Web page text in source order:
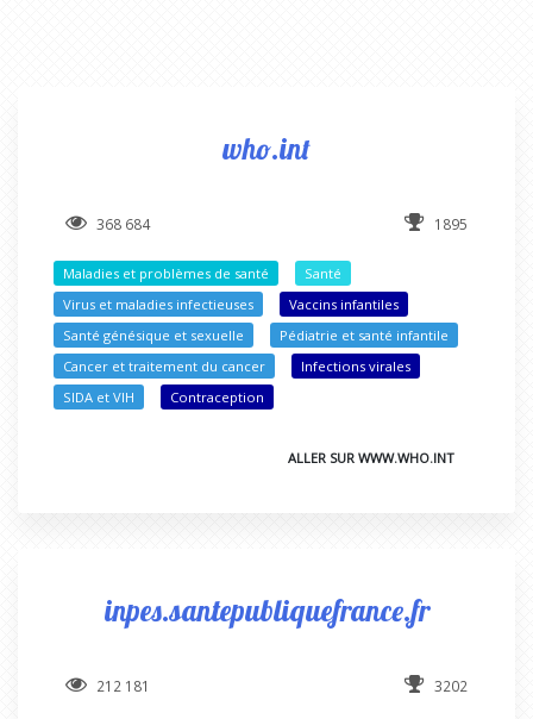
who.int
368 684 1895
Maladies et problèmes de santé
Santé
Virus et maladies infectieuses
Vaccins infantiles
Santé génésique et sexuelle
Pédiatrie et santé infantile
Cancer et traitement du cancer
Infections virales
SIDA et VIH
Contraception
ALLER SUR WWW.WHO.INT
inpes.santepubliquefrance.fr
212 181 3202